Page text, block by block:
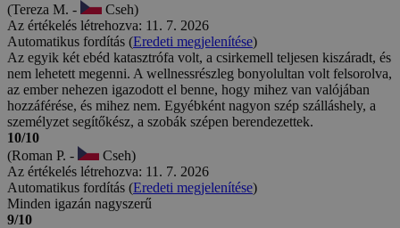
(Tereza M. -
Cseh)
Az értékelés létrehozva: 11. 7. 2026
Automatikus fordítás (Eredeti megjelenítése)
Az egyik két ebéd katasztrófa volt, a csirkemell teljesen kiszáradt, és
nem lehetett megenni. A wellnessrészleg bonyolultan volt felsorolva,
az ember nehezen igazodott el benne, hogy mihez van valójában
hozzáférése, és mihez nem. Egyébként nagyon szép szálláshely, a
személyzet segítőkész, a szobák szépen berendezettek.
10/10
(Roman P. -
Cseh)
Az értékelés létrehozva: 11. 7. 2026
Automatikus fordítás (Eredeti megjelenítése)
Minden igazán nagyszerű
9/10